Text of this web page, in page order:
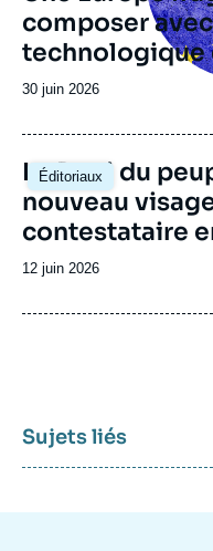
composer
technologique
Date
publication
30 juin 2026
Éditoriaux
Image
principale
Le Parti du
nouveau
contestataire
Date
publication
12 juin 2026
Sujets liés